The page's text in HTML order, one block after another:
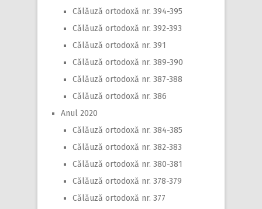
Călăuză ortodoxă nr. 394-395
Călăuză ortodoxă nr. 392-393
Călăuză ortodoxă nr. 391
Călăuză ortodoxă nr. 389-390
Călăuză ortodoxă nr. 387-388
Călăuză ortodoxă nr. 386
Anul 2020
Călăuză ortodoxă nr. 384-385
Călăuză ortodoxă nr. 382-383
Călăuză ortodoxă nr. 380-381
Călăuză ortodoxă nr. 378-379
Călăuză ortodoxă nr. 377